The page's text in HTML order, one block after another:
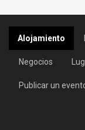
Alojamiento
Negocios
Publicar un